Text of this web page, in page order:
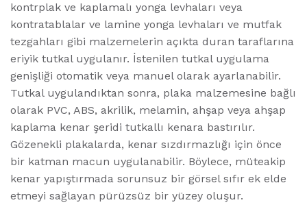
kontrplak ve kaplamalı yonga levhaları veya
kontratablalar ve lamine yonga levhaları ve mutfak
tezgahları gibi malzemelerin açıkta duran taraflarına
eriyik tutkal uygulanır. İstenilen tutkal uygulama
genişliği otomatik veya manuel olarak ayarlanabilir.
Tutkal uygulandıktan sonra, plaka malzemesine bağlı
olarak PVC, ABS, akrilik, melamin, ahşap veya ahşap
kaplama kenar şeridi tutkallı kenara bastırılır.
Gözenekli plakalarda, kenar sızdırmazlığı için önce
bir katman macun uygulanabilir. Böylece, müteakip
kenar yapıştırmada sorunsuz bir görsel sıfır ek elde
etmeyi sağlayan pürüzsüz bir yüzey oluşur.